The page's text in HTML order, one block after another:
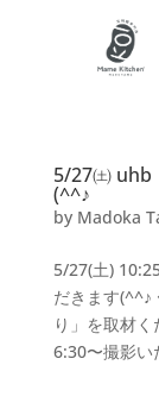
5/27㈯ uhb
(^^♪
by Madoka
5/27(土)
だきます(^^♪
り」を取材
6:30〜撮影い